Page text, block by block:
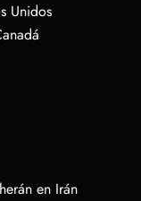
Unidos
en Irán